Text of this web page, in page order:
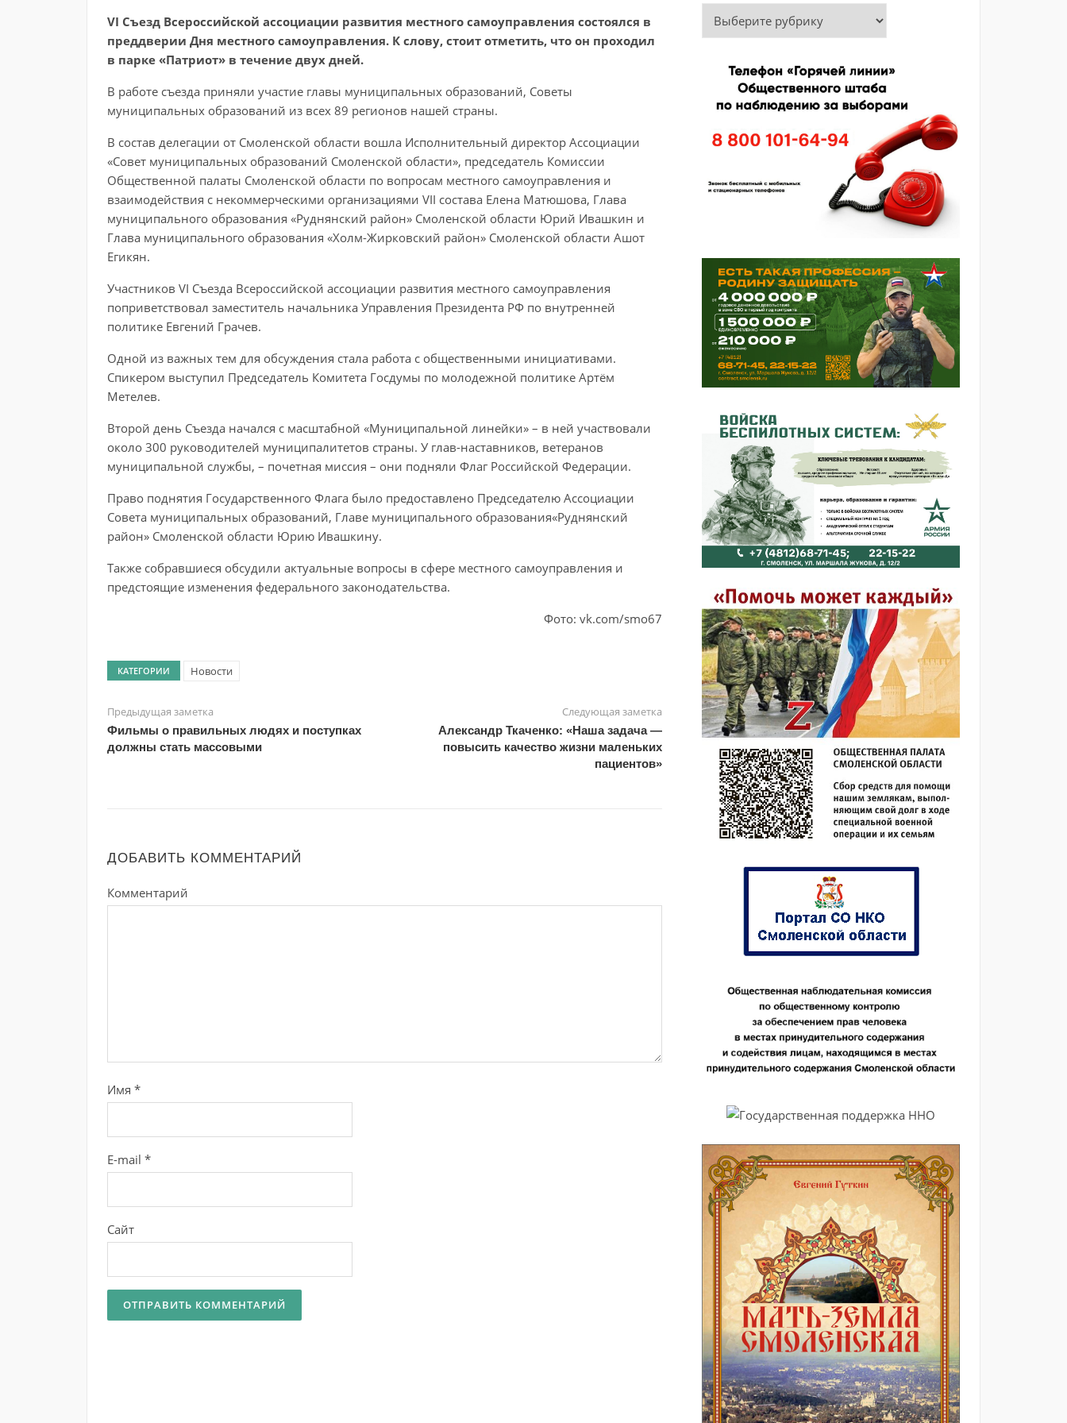
VI Съезд Всероссийской ассоциации развития местного самоуправления состоялся в
преддверии Дня местного самоуправления. К слову, стоит отметить, что он проходил
в парке «Патриот» в течение двух дней.
В работе съезда приняли участие главы муниципальных образований, Советы
муниципальных образований из всех 89 регионов нашей страны.
В состав делегации от Смоленской области вошла Исполнительный директор Ассоциации
«Совет муниципальных образований Смоленской области», председатель Комиссии
Общественной палаты Смоленской области по вопросам местного самоуправления и
взаимодействия с некоммерческими организациями VII состава Елена Матюшова, Глава
муниципального образования «Руднянский район» Смоленской области Юрий Ивашкин и
Глава муниципального образования «Холм-Жирковский район» Смоленской области Ашот
Егикян.
Участников VI Съезда Всероссийской ассоциации развития местного самоуправления
поприветствовал заместитель начальника Управления Президента РФ по внутренней
политике Евгений Грачев.
Одной из важных тем для обсуждения стала работа с общественными инициативами.
Спикером выступил Председатель Комитета Госдумы по молодежной политике Артём
Метелев.
Второй день Съезда начался с масштабной «Муниципальной линейки» – в ней участвовали
около 300 руководителей муниципалитетов страны. У глав-наставников, ветеранов
муниципальной службы, – почетная миссия – они подняли Флаг Российской Федерации.
Право поднятия Государственного Флага было предоставлено Председателю Ассоциации
Совета муниципальных образований, Главе муниципального образования«Руднянский
район» Смоленской области Юрию Ивашкину.
Также собравшиеся обсудили актуальные вопросы в сфере местного самоуправления и
предстоящие изменения федерального законодательства.
Фото: vk.com/smo67
КАТЕГОРИИ Новости
Предыдущая заметка
Фильмы о правильных людях и поступках
должны стать массовыми
Следующая заметка
Александр Ткаченко: «Наша задача —
повысить качество жизни маленьких
пациентов»
ДОБАВИТЬ КОММЕНТАРИЙ
Комментарий
Имя *
E-mail *
Сайт
Рубрики